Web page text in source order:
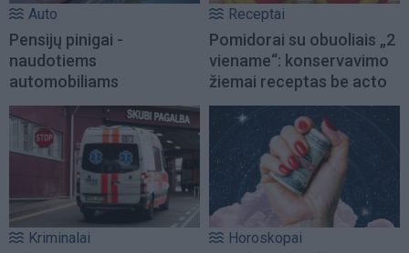
Auto
Pensijų pinigai -
naudotiems
automobiliams
Receptai
Pomidorai su obuoliais „2
viename“: konservavimo
žiemai receptas be acto
Kriminalai Horoskopai